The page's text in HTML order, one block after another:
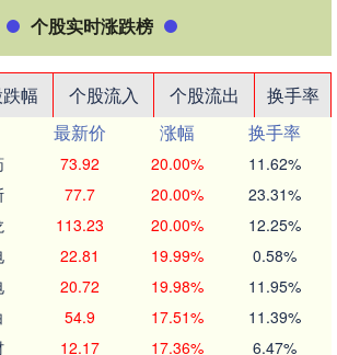
个股实时涨跌榜
幅 个股流入 个股流出
换手率
最新价 涨幅
换手率
73.92 20.00% 11.62%
77.7 20.00% 23.31%
113.23 20.00% 12.25%
22.81 19.99% 0.58%
20.72 19.98% 11.95%
54.9 17.51% 11.39%
12.17 17.36% 6.47%